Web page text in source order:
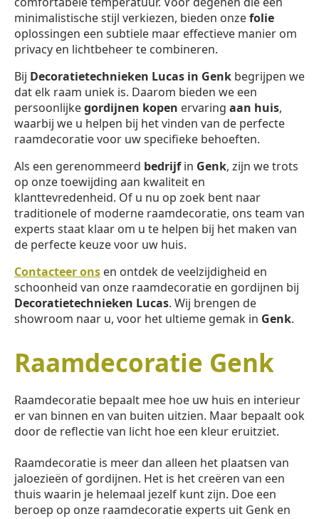
minimalistische stijl verkiezen, bieden onzefolie
oplossingen een subtiele maar effectieve manier om
privacy en lichtbeheer te combineren.
Bij Decoratietechnieken Lucas in Genk begrijpen we
dat elk raam uniek is. Daarom bieden we een
persoonlijkegordijnen kopen ervaring aan huis,
waarbij we u helpen bij het vinden van de perfecte
raamdecoratie voor uw specifieke behoeften.
Als een gerenommeerd bedrijfin Genk, zijn we trots
op onze toewijding aan kwaliteit en
klanttevredenheid. Of u nu op zoek bent naar
traditionele of moderne raamdecoratie, ons team van
experts staat klaar om u te helpen bij het maken van
de perfecte keuze voor uw huis.
Contacteer ons en ontdek de veelzijdigheid en
schoonheid van onze raamdecoratie en gordijnen bij
Decoratietechnieken Lucas. Wij brengen de
showroom naar u, voor het ultieme gemak in Genk.
Raamdecoratie Genk
Raamdecoratie bepaalt mee hoe uw huis en interieur
er van binnen en van buiten uitzien. Maar bepaalt ook
door de reflectie van licht hoe een kleur eruitziet.
Raamdecoratie is meer dan alleen het plaatsen van
jaloezieën of gordijnen. Het is het creëren van een
thuis waarin je helemaal jezelf kunt zijn. Doe een
beroep op onze raamdecoratie experts uit Genk en